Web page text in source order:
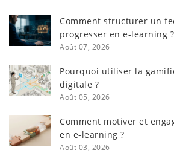
Comment structurer un
progresser en e-learning ?
Août 07, 2026
Pourquoi utiliser la
digitale ?
Août 05, 2026
Comment motiver et
en e-learning ?
Août 03, 2026